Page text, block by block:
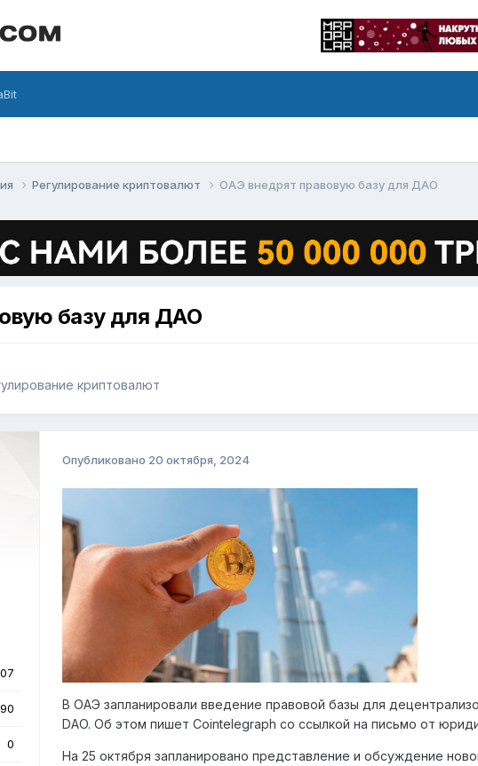
Регулирование криптовалют ОАЭ внедрят правовую базу для ДАО
базу для ДАО
криптовалют
0
Опубликовано 20 октября, 2024
В ОАЭ запланировали введение правовой базы для
DAO. Об этом пишет Cointelegraph со ссылкой на письмо от
На 25 октября запланировано представление и обсуждение